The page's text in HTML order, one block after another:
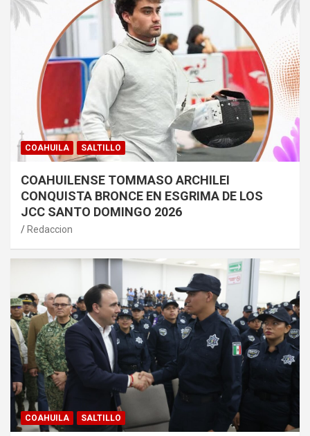
COAHUILA SALTILLO
COAHUILENSE TOMMASO ARCHILEI
CONQUISTA BRONCE EN ESGRIMA DE LOS
JCC SANTO DOMINGO 2026
Redaccion
COAHUILA SALTILLO